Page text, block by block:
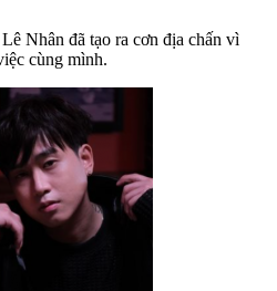
Nhân đã tạo ra cơn địa chấn vì
cùng mình.